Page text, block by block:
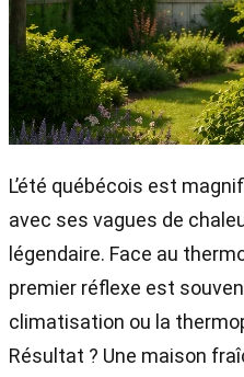
L’été québécois est
avec ses vagues de
légendaire. Face au
premier réflexe est
climatisation ou la
Résultat ? Une maison